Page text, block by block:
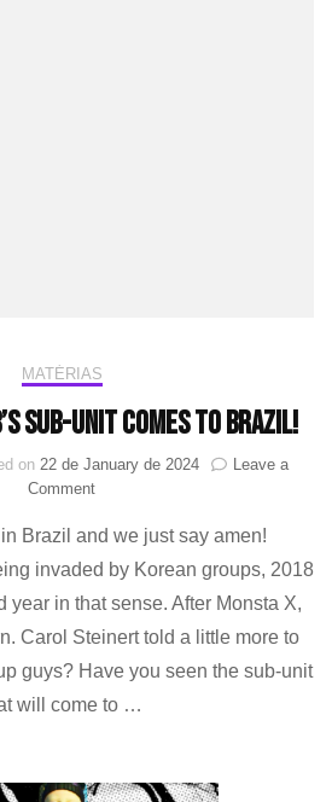
MATÉRIAS
sub-unit comes to Brazil!
on 22 de January de 2024
Leave a
Commenton
Block
B’s
sub-
unit
comes
Brazil!
Brazil and we just say amen!
invaded by Korean groups, 2018
year in that sense. After Monsta X,
Carol Steinert told a little more to
guys? Have you seen the sub-unit
will come to …